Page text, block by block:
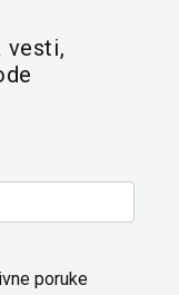
vesti,
poruke